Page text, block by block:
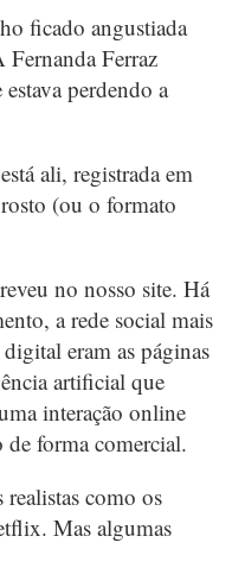
ficado angustiada
Ferraz
perdendo a
ali, registrada em
(ou o formato
no nosso site. Há
a rede social mais
eram as páginas
artificial que
interação online
forma comercial.
como os
Mas algumas